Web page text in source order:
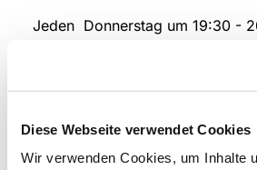
Diese Webseite verwendet Cookies
Wir verwenden Cookies, um Inhalte
Jeden Donnerstag um 19:30 -
Die Gruppe wird von einer